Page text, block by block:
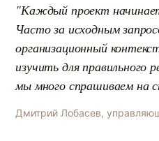
"Каждый проект
Часто за исходным
организационный
изучить для правильного
мы много спрашиваем на
Дмитрий Лобасев,